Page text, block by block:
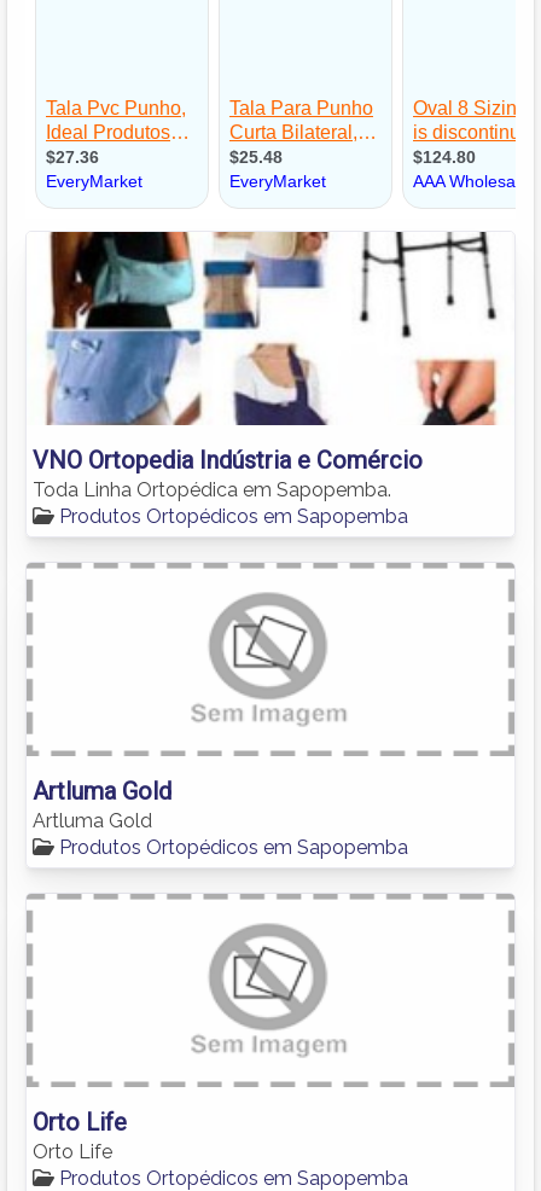
VNO Ortopedia Indústria e Comércio
Toda Linha Ortopédica em Sapopemba.
Produtos Ortopédicos em Sapopemba
Artluma Gold
Artluma Gold
Produtos Ortopédicos em Sapopemba
Orto Life
Orto Life
Produtos Ortopédicos em Sapopemba